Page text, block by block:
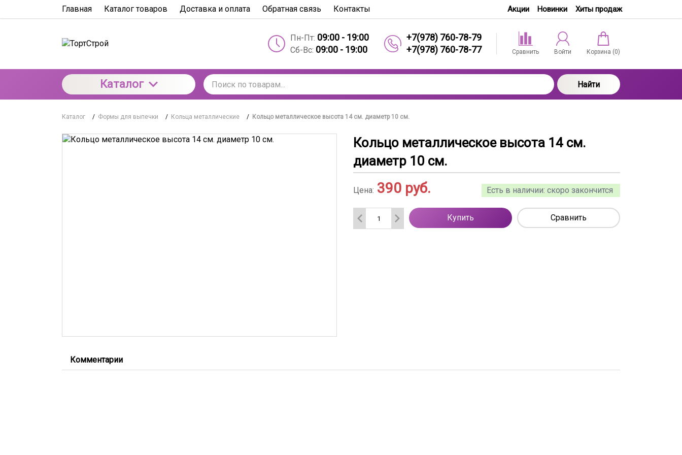
Главная Каталог товаров Доставка и оплата Обратная связь Контакты Акции Новинки Хиты продаж
Пн-Пт: 09:00 - 19:00
Сб-Вс: 09:00 - 19:00
+7(978) 760-78-79
+7(978) 760-78-77
Сравнить Войти Корзина (0)
Каталог Найти
Каталог / Формы для выпечки / Кольца металлические / Кольцо металлическое высота 14 см. диаметр 10 см.
Кольцо металлическое высота 14 см.
диаметр 10 см.
Есть в наличии: скоро закончится
Цена: 390 руб.
Купить Сравнить
Комментарии